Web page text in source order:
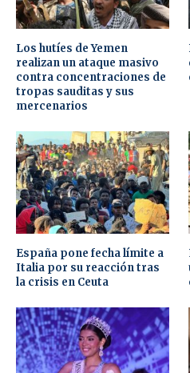
Los hutíes de Yemen
realizan un ataque masivo
contra concentraciones de
tropas sauditas y sus
mercenarios
España pone fecha límite a
Italia por su reacción tras
la crisis en Ceuta